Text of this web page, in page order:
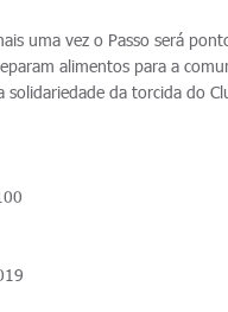
uma vez o Passo será
alimentos para a
solidariedade da torcida do